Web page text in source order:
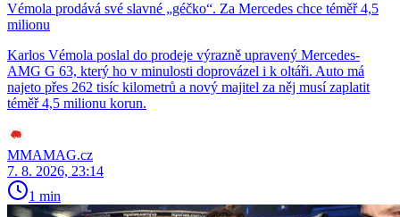
Vémola prodává své slavné „géčko“. Za Mercedes chce téměř 4,5
milionu
Karlos Vémola poslal do prodeje výrazně upravený Mercedes-
AMG G 63, který ho v minulosti doprovázel i k oltáři. Auto má
najeto přes 262 tisíc kilometrů a nový majitel za něj musí zaplatit
téměř 4,5 milionu korun.
MMAMAG.cz
7. 8. 2026, 23:14
1 min